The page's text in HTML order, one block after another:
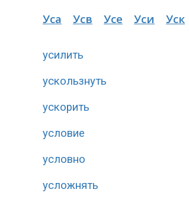
Уса
Усв Усе Уси Уск
усилить
ускользнуть
ускорить
условие
условно
усложнять